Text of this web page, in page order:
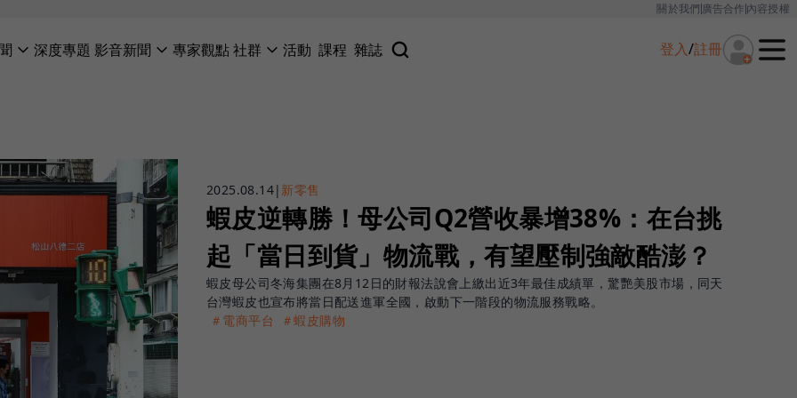
關於我們廣告合作內容授權
深度專題 影音新聞 專家觀點社群 活動 課程 雜誌 登入/註冊
2025.08.14| 新零售
蝦皮逆轉勝！母公司Q2營收暴增38%：在台挑
起「當日到貨」物流戰，有望壓制強敵酷澎？
蝦皮母公司冬海集團在8月12日的財報法說會上繳出近3年最佳成績單，驚艷美股市場，同天
台灣蝦皮也宣布將當日配送進軍全國，啟動下一階段的物流服務戰略。
＃電商平台
＃蝦皮購物